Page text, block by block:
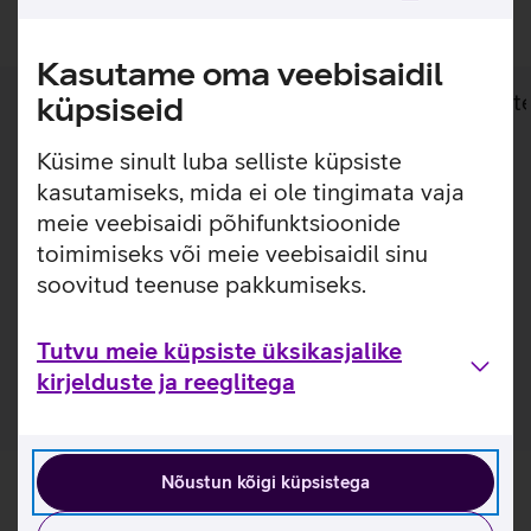
Kasutame oma veebisaidil
küpsiseid
Küsime sinult luba selliste küpsiste
kasutamiseks, mida ei ole tingimata vaja
meie veebisaidi põhifunktsioonide
toimimiseks või meie veebisaidil sinu
soovitud teenuse pakkumiseks.
Tutvu meie küpsiste üksikasjalike
kirjelduste ja reeglitega
Nõustun kõigi küpsistega
Lisainfo
Lisainfo
Lenovo garantii pikendus valitud
sülearvutitele.
Garantiilaiendus tuleb registreerida 30 päeva jooksul
peale ostu. Garantiilaiendus ei pikenda arvuti garantiid
kolm aastat alates arvuti ostukuupäevast.